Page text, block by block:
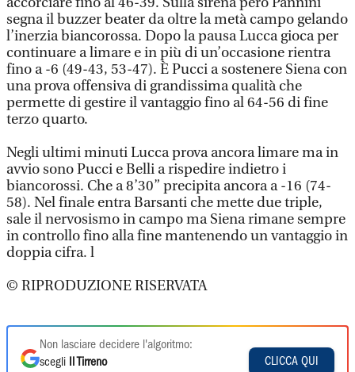
segna il buzzer beater da oltre la metà campo gelando
l’inerzia biancorossa. Dopo la pausa Lucca gioca per
continuare a limare e in più di un’occasione rientra
fino a -6 (49-43, 53-47). È Pucci a sostenere Siena con
una prova offensiva di grandissima qualità che
permette di gestire il vantaggio fino al 64-56 di fine
terzo quarto.
Negli ultimi minuti Lucca prova ancora limare ma in
avvio sono Pucci e Belli a rispedire indietro i
biancorossi. Che a 8’30” precipita ancora a -16 (74-
58). Nel finale entra Barsanti che mette due triple,
sale il nervosismo in campo ma Siena rimane sempre
in controllo fino alla fine mantenendo un vantaggio in
doppia cifra. l
© RIPRODUZIONE RISERVATA
Non lasciare decidere l'algoritmo:
scegli
Il Tirreno
CLICCA QUI